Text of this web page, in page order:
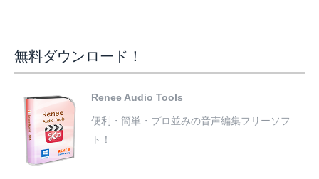
無料ダウンロード！
Renee Audio Tools
便利・簡単・プロ並みの音声編集フリーソフ
ト！